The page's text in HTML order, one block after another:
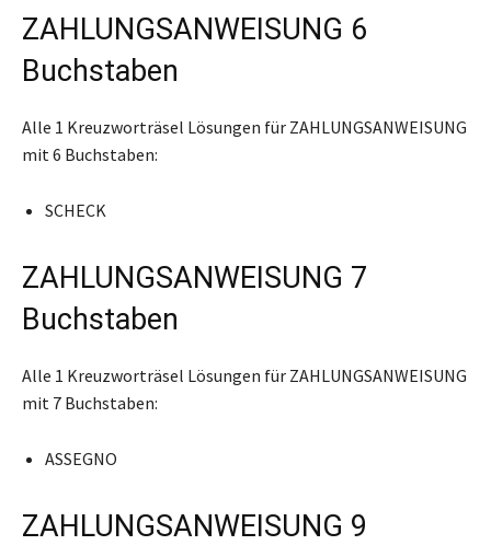
ZAHLUNGSANWEISUNG 6
Buchstaben
Alle 1 Kreuzworträsel Lösungen für ZAHLUNGSANWEISUNG
mit 6 Buchstaben:
SCHECK
ZAHLUNGSANWEISUNG 7
Buchstaben
Alle 1 Kreuzworträsel Lösungen für ZAHLUNGSANWEISUNG
mit 7 Buchstaben:
ASSEGNO
ZAHLUNGSANWEISUNG 9